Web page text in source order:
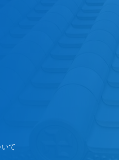
て